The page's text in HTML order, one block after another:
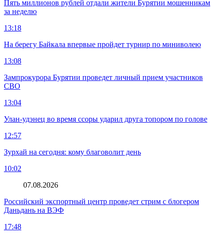
Пять миллионов рублей отдали жители Бурятии мошенникам
за неделю
13:18
На берегу Байкала впервые пройдет турнир по миниволею
13:08
Зампрокурора Бурятии проведет личный прием участников
СВО
13:04
Улан-удэнец во время ссоры ударил друга топором по голове
12:57
Зурхай на сегодня: кому благоволит день
10:02
07.08.2026
Российский экспортный центр проведет стрим с блогером
Даньдань на ВЭФ
17:48